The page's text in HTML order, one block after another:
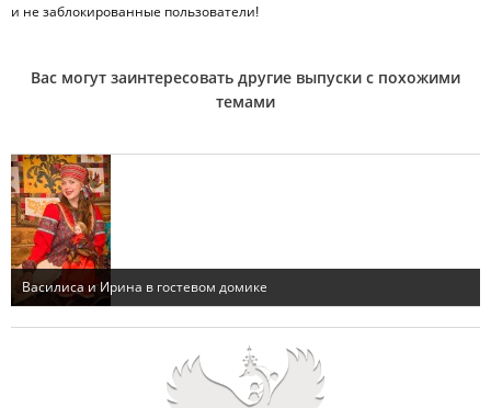
и не заблокированные пользователи!
Вас могут заинтересовать другие выпуски с похожими
темами